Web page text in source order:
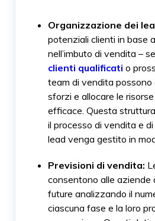
Organizzazione dei
potenziali clienti in base
nell’imbuto di vendita –
clienti qualificati o
team di vendita possono
sforzi e allocare le
efficace. Questa
il processo di vendita e
lead venga gestito in
Previsioni di vendita:
consentono alle aziende
future analizzando il
ciascuna fase e la loro